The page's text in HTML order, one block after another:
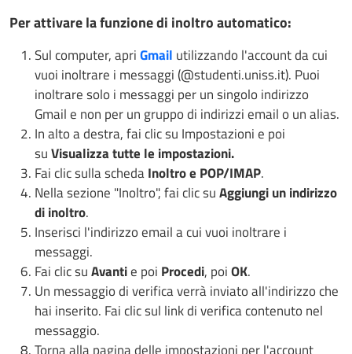
Per attivare la funzione di inoltro automatico:
Sul computer, apriGmail utilizzando l'account da cui
vuoi inoltrare i messaggi (@studenti.uniss.it). Puoi
inoltrare solo i messaggi per un singolo indirizzo
Gmail e non per un gruppo di indirizzi email o un alias.
In alto a destra, fai clic su Impostazioni e poi
suVisualizza tutte le impostazioni.
Fai clic sulla schedaInoltro e POP/IMAP.
Nella sezione "Inoltro", fai clic suAggiungi un indirizzo
di inoltro.
Inserisci l'indirizzo email a cui vuoi inoltrare i
messaggi.
Fai clic suAvantie poi Procedi, poiOK.
Un messaggio di verifica verrà inviato all'indirizzo che
hai inserito. Fai clic sul link di verifica contenuto nel
messaggio.
Torna alla pagina delle impostazioni per l'account